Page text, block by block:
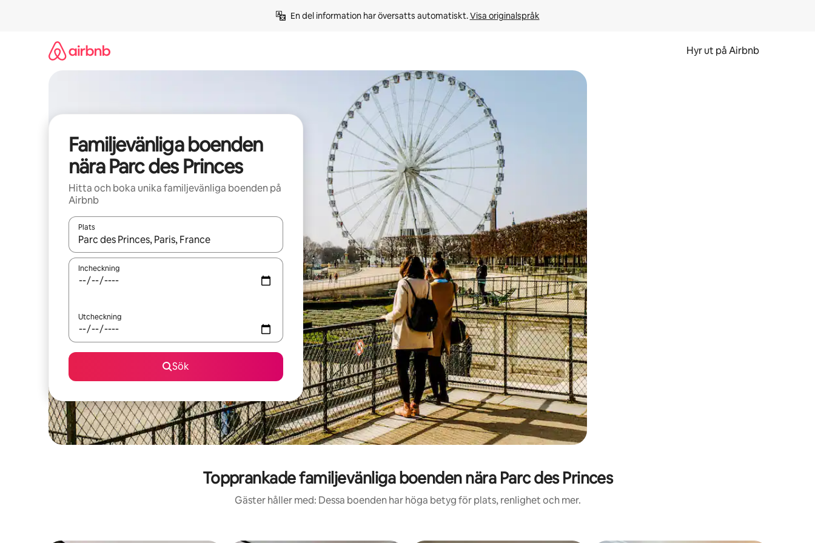
En del information har översatts automatiskt. Visa originalspråk
Hyr ut på Airbnb
Familjevänliga boenden
nära Parc des Princes
Hitta och boka unika familjevänliga boenden på
Airbnb
Plats
När resultaten är tillgängliga kan du navigera med upp- och nedåtpilarna eller utforska genom att trycka eller svepa.
Incheckning
Utcheckning
Sök
Topprankade familjevänliga boenden nära Parc des Princes
Gäster håller med: Dessa boenden har höga betyg för plats, renlighet och mer.